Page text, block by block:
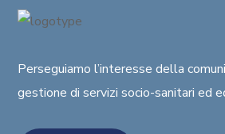
Perseguiamo l’interesse della
gestione di servizi socio-sanitari ed